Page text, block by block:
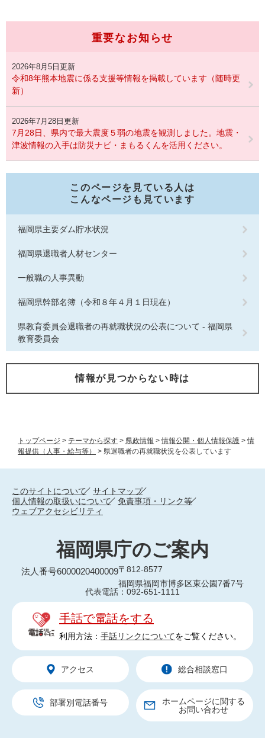
トップページ > テーマから探す > 県政情報 >情報公開・個人情報保護 >情
報提供（人事・給与等）
> 県退職者の再就職状況を公表しています
重要なお知らせ
2026年8月5日更新
令和8年熊本地震に係る支援等情報を掲載しています（随時更
新）
2026年7月28日更新
7月28日、県内で最大震度５弱の地震を観測しました。地震・
津波情報の入手は防災ナビ・まもるくんを活用ください。
このページを見ている人は
こんなページも見ています
福岡県主要ダム貯水状況
福岡県退職者人材センター
一般職の人事異動
福岡県幹部名簿（令和８年４月１日現在）
県教育委員会退職者の再就職状況の公表について - 福岡県
教育委員会
情報が見つからない時は
このサイトについて
サイトマップ
個人情報の取扱いについて
免責事項・リンク等
ウェブアクセシビリティ
福岡県庁のご案内
法人番号6000020400009〒812-8577
福岡県福岡市博多区東公園7番7号
代表電話：092-651-1111
手話で電話をする
利用方法： 手話リンクについてをご覧ください。
アクセス 総合相談窓口
部署別電話番号
ホームページに関する
お問い合わせ